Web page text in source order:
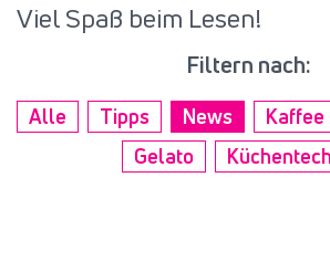
Viel Spaß beim Lesen!
Filtern nach:
Alle Tipps News Kaffee
Gelato